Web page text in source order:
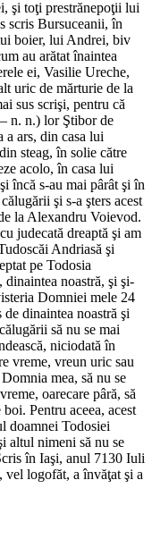
şi toţi prestrănepoţii lui
scris Bursuceanii, în
boier, lui Andrei, biv
au arătat înaintea
ei, Vasilie Ureche,
uric de măr­turie de la
sus scrişi, pentru că
n. n.) lor Ştibor de
a ars, din casa lui
steag, în solie către
acolo, în casa lui
încă s-au mai pârât şi în
şi s-a şters acest
la Alexandru Voievod.
judecată dreaptă şi am
Andriasă şi
pe Todosia
dinaintea noastră, şi şi-
Domniei mele 24
dinaintea noastră şi
să nu se mai
niciodată în
vreme, vreun uric sau
mea, să nu se
oarecare pâră, să
Pentru aceea, acest
doamnei Todosiei
altul nimeni să nu se
în Iaşi, anul 7130 Iuli
logofăt, a învăţat şi a